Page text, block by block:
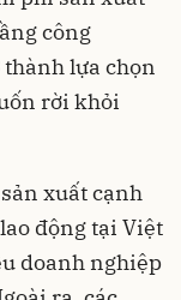
công
lựa chọn
rời khỏi
xuất cạnh
động tại Việt
doanh nghiệp